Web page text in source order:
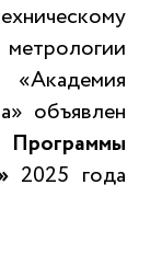
объявлен
Программы
2025 года